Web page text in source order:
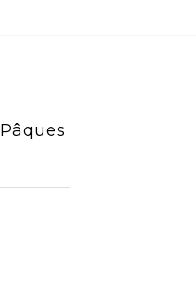
Pâques